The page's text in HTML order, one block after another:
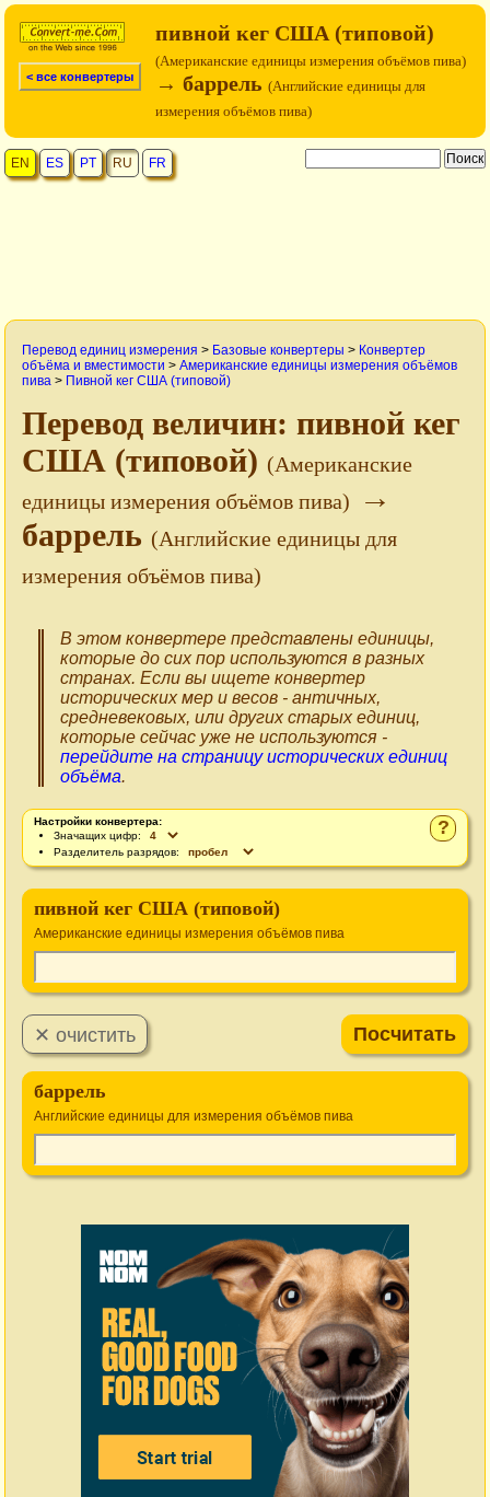
< все конвертеры
пивной кег США (типовой)
(Американские единицы измерения объёмов пива)
→ баррель (Английские единицы для
измерения объёмов пива)
EN ES PT RU FR
Перевод единиц измерения > Базовые конвертеры > Конвертер
объёма и вместимости > Американские единицы измерения объёмов
пива > Пивной кег США (типовой)
Перевод величин: пивной кег
США (типовой) (Американские
единицы измерения объёмов пива)
→
баррель (Английские единицы для
измерения объёмов пива)
В этом конвертере представлены единицы,
которые до сих пор используются в разных
странах. Если вы ищете конвертер
исторических мер и весов - античных,
средневековых, или других старых единиц,
которые сейчас уже не используются -
перейдите на страницу исторических единиц
объёма.
?
Настройки конвертера:
Значащих цифр:
Разделитель разрядов:
пивной кег США (типовой)
Американские единицы измерения объёмов пива
баррель
Английские единицы для измерения объёмов пива